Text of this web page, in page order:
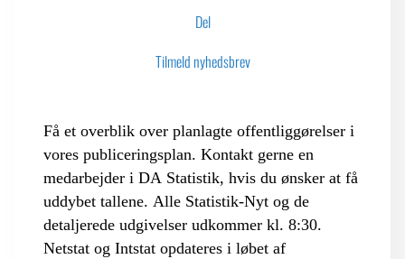
LOGIN FOR MEDLEMSORGANISATIONER
Del
Tilmeld nyhedsbrev
Få et overblik over planlagte offentliggørelser i
vores publiceringsplan. Kontakt gerne en
medarbejder i DA Statistik, hvis du ønsker at få
uddybet tallene. Alle Statistik-Nyt og de
detaljerede udgivelser udkommer kl. 8:30.
Netstat og Intstat opdateres i løbet af